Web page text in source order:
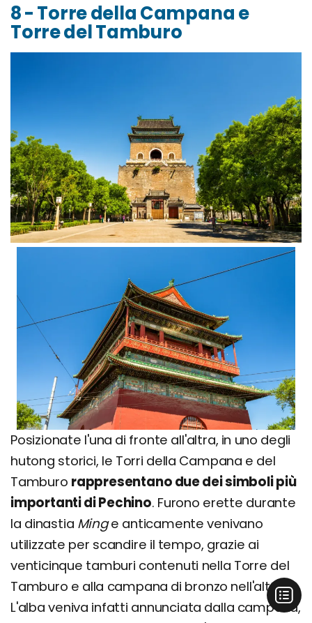
8 - Torre della Campana e
Torre del Tamburo
Posizionate l'una di fronte all'altra, in uno degli
hutong storici, le Torri della Campana e del
Tamburo rappresentano due dei simboli più
importanti di Pechino. Furono erette durante
la dinastia Minge anticamente venivano
utilizzate per scandire il tempo, grazie ai
venticinque tamburi contenuti nella Torre del
Tamburo e alla campana di bronzo nell'altra.
L'alba veniva infatti annunciata dalla campana,